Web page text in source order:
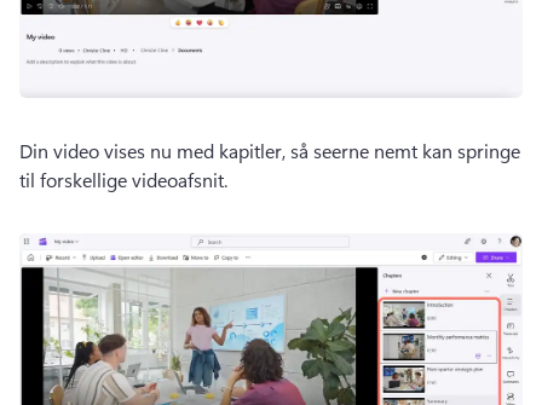
Din video vises nu med kapitler, så seerne nemt kan springe
til forskellige videoafsnit.